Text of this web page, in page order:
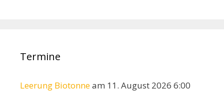
Termine
Leerung Biotonneam 11. August 2026 6:00